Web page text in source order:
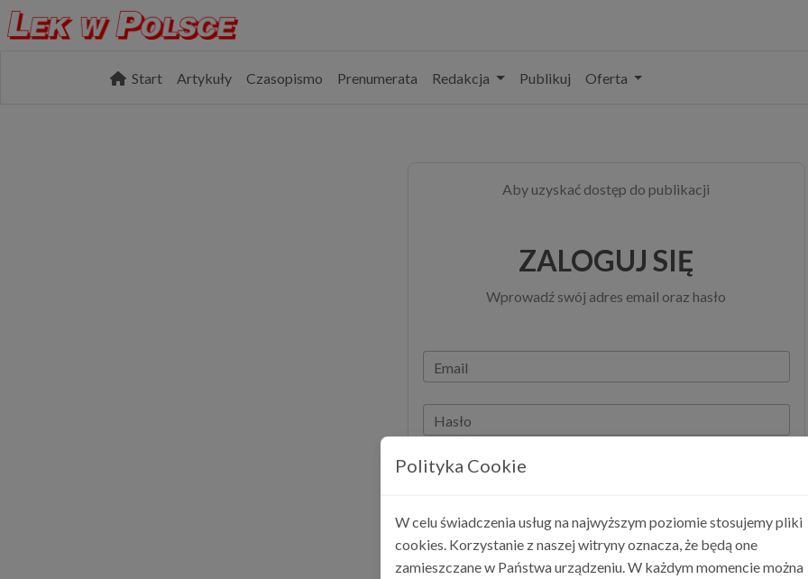
Start Artykuły Czasopismo Prenumerata Redakcja Publikuj Oferta
Aby uzyskać dostęp do publikacji
ZALOGUJ SIĘ
Wprowadź swój adres email oraz hasło
Email
Hasło
Zapomniałeś hasła?
Nie masz konta?
Polityka Cookie
W celu świadczenia usług na najwyższym poziomie stosujemy pliki
cookies. Korzystanie z naszej witryny oznacza, że będą one
zamieszczane w Państwa urządzeniu. W każdym momencie można